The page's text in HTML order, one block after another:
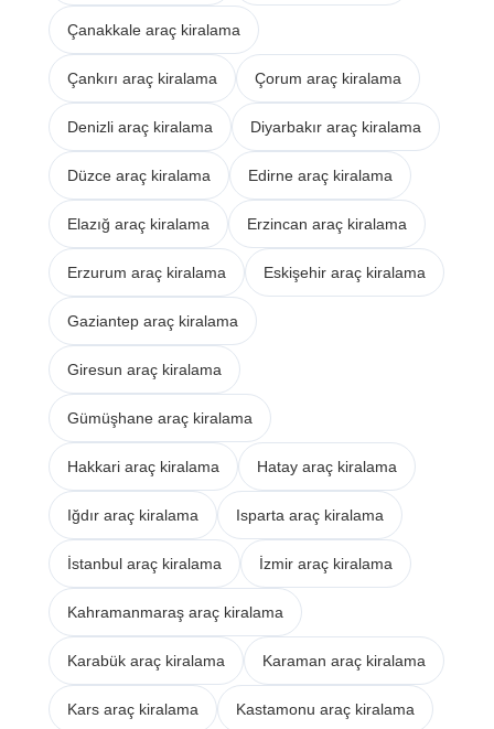
Çanakkale araç kiralama
Çankırı araç kiralama Çorum araç kiralama
Denizli araç kiralama Diyarbakır araç kiralama
Düzce araç kiralama Edirne araç kiralama
Elazığ araç kiralama Erzincan araç kiralama
Erzurum araç kiralama Eskişehir araç kiralama
Gaziantep araç kiralama
Giresun araç kiralama
Gümüşhane araç kiralama
Hakkari araç kiralama Hatay araç kiralama
Iğdır araç kiralama Isparta araç kiralama
İstanbul araç kiralama İzmir araç kiralama
Kahramanmaraş araç kiralama
Karabük araç kiralama Karaman araç kiralama
Kars araç kiralama Kastamonu araç kiralama